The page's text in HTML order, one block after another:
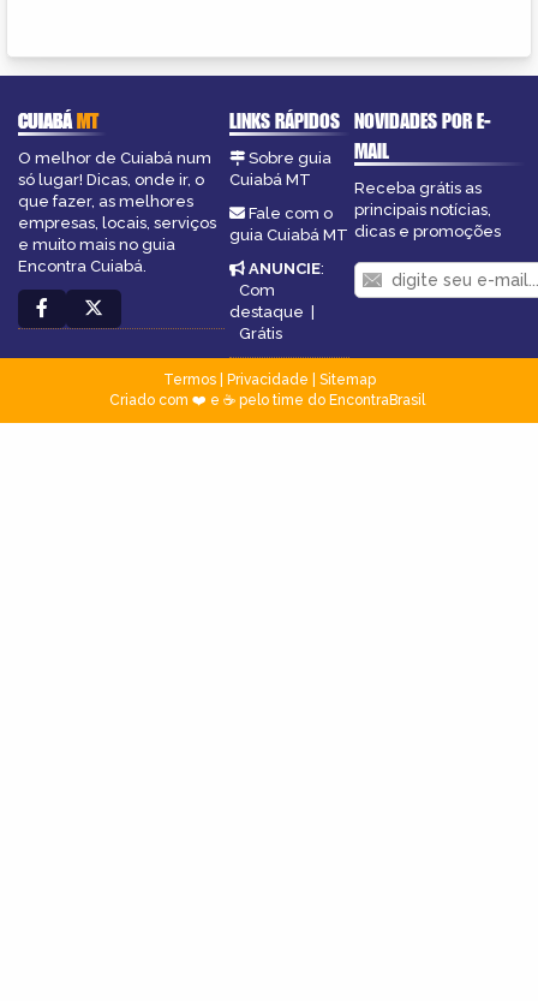
CUIABÁMT
O melhor de Cuiabá num
só lugar! Dicas, onde ir, o
que fazer, as melhores
empresas, locais, serviços
e muito mais no guia
Encontra Cuiabá.
LINKS RÁPIDOS
Sobre guia
Cuiabá MT
Fale com o
guia Cuiabá MT
ANUNCIE:
Com
destaque |
Grátis
NOVIDADES POR E-
MAIL
Receba grátis as
principais notícias,
dicas e promoções
Termos| Privacidade
Sitemap
Criado com ❤️ e ☕ pelo time do EncontraBrasil